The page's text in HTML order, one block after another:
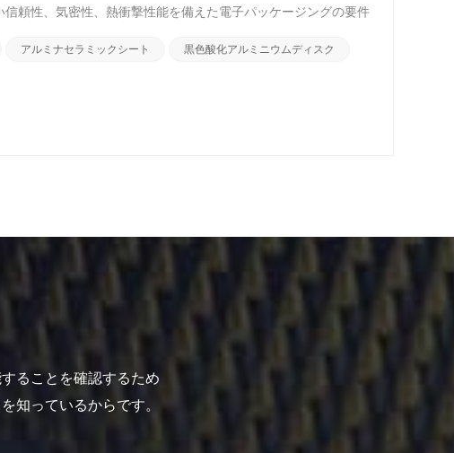
頼性、気密性、熱衝撃性能を備えた電子パッケージングの要件
ライナーに使用されるアルミナも黒色である必要があり、管の
す。したがって、黒色セラミックは、光を避けるという一部の
アルミナセラミックシート 黒色酸化アルミニウムディスク
ることを確認するため
知っているからです。